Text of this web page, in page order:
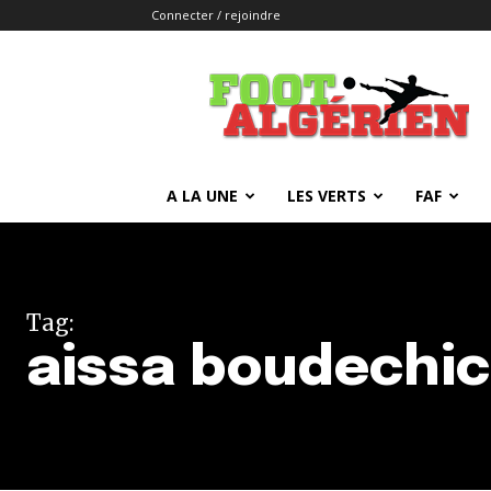
Connecter / rejoindre
FOOTALGERIEN
A LA UNE LES VERTS FAF
Tag:
aissa